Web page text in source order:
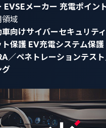
EVSEメーカー 充電ポイン
領域
車向けサイバーセキュリティ
ト保護 EV充電システム保護
／ペネトレーションテス
グ
とトレンドマイクロ
主催する初のコンテス
開催されたオートモー
スで今日、素晴らしい